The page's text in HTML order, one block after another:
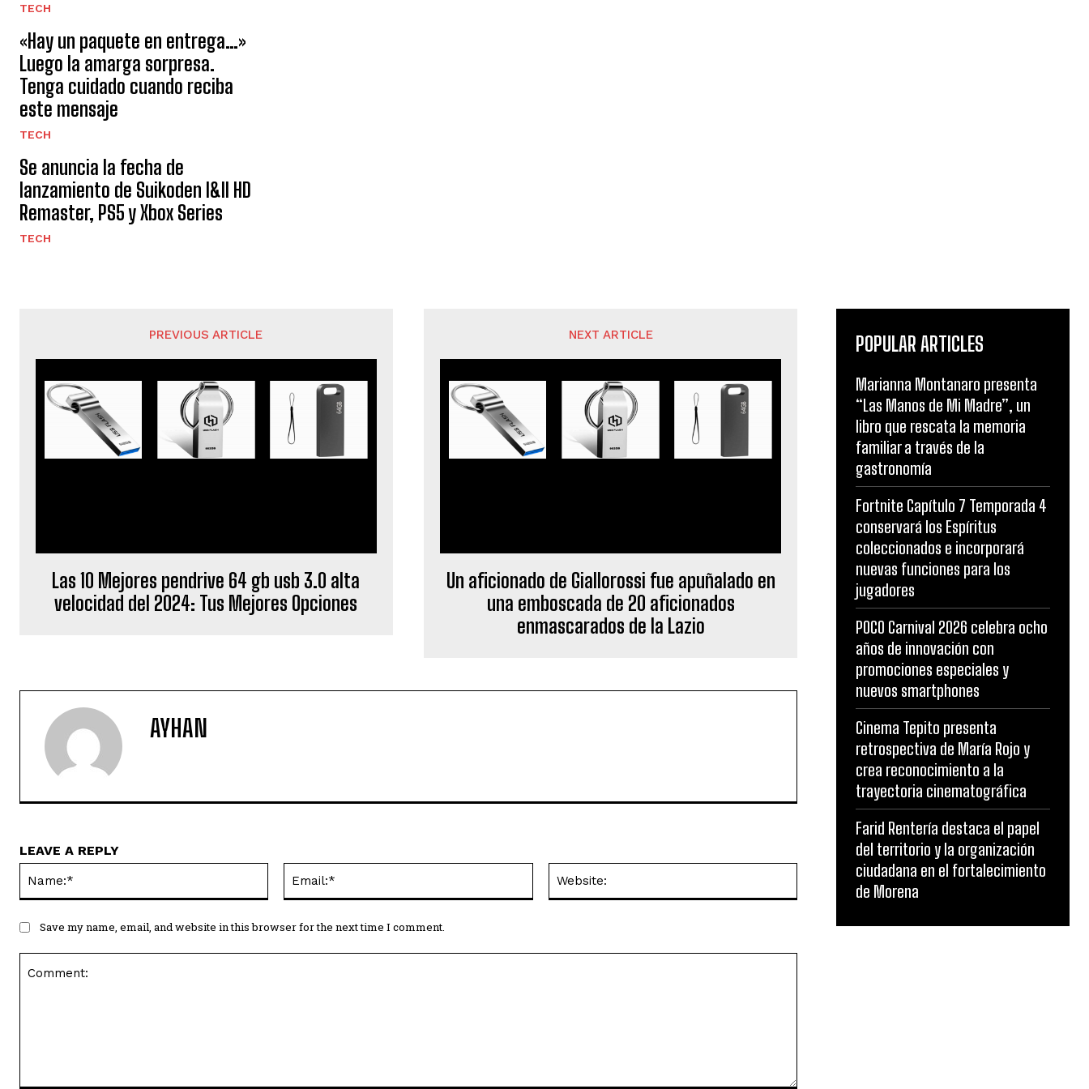
TECH
«Hay un paquete en entrega…»
Luego la amarga sorpresa.
Tenga cuidado cuando reciba
este mensaje
TECH
Se anuncia la fecha de
lanzamiento de Suikoden I&II HD
Remaster, PS5 y Xbox Series
TECH
PREVIOUS ARTICLE
Las 10 Mejores pendrive 64 gb usb 3.0 alta
velocidad del 2024: Tus Mejores Opciones
NEXT ARTICLE
Un aficionado de Giallorossi fue apuñalado en
una emboscada de 20 aficionados
enmascarados de la Lazio
AYHAN
LEAVE A REPLY
Save my name, email, and website in this browser for the next time I comment.
POPULAR ARTICLES
Marianna Montanaro presenta
“Las Manos de Mi Madre”, un
libro que rescata la memoria
familiar a través de la
gastronomía
Fortnite Capítulo 7 Temporada 4
conservará los Espíritus
coleccionados e incorporará
nuevas funciones para los
jugadores
POCO Carnival 2026 celebra ocho
años de innovación con
promociones especiales y
nuevos smartphones
Cinema Tepito presenta
retrospectiva de María Rojo y
crea reconocimiento a la
trayectoria cinematográfica
Farid Rentería destaca el papel
del territorio y la organización
ciudadana en el fortalecimiento
de Morena